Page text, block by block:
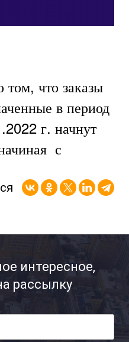
что заказы
в период
г. начнут
с
интересное,
рассылку